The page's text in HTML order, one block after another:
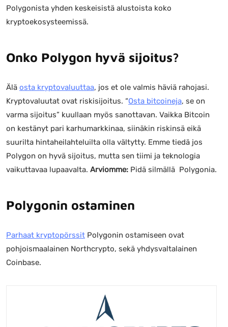
Polygonista yhden keskeisistä alustoista koko
kryptoekosysteemissä.
Onko Polygon hyvä sijoitus?
Älä osta kryptovaluuttaa, jos et ole valmis häviä rahojasi.
Kryptovaluutat ovat riskisijoitus. “Osta bitcoineja, se on
varma sijoitus” kuullaan myös sanottavan. Vaikka Bitcoin
on kestänyt pari karhumarkkinaa, siinäkin riskinsä eikä
suurilta hintaheilahteluilta olla vältytty. Emme tiedä jos
Polygon on hyvä sijoitus, mutta sen tiimi ja teknologia
vaikuttavaa lupaavalta. Arviomme: Pidä silmällä Polygonia.
Polygonin ostaminen
Parhaat kryptopörssit Polygonin ostamiseen ovat
pohjoismaalainen Northcrypto, sekä yhdysvaltalainen
Coinbase.